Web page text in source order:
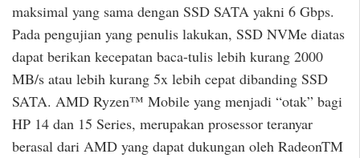
maksimal yang sama dengan SSD SATA yakni 6 Gbps.
Pada pengujian yang penulis lakukan, SSD NVMe diatas
dapat berikan kecepatan baca-tulis lebih kurang 2000
MB/s atau lebih kurang 5x lebih cepat dibanding SSD
SATA. AMD Ryzen™ Mobile yang menjadi “otak” bagi
HP 14 dan 15 Series, merupakan prosessor teranyar
berasal dari AMD yang dapat dukungan oleh RadeonTM